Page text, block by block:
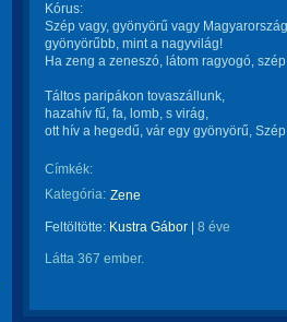
Kórus:
Szép vagy, gyönyörű vagy
gyönyörűbb, mint a nagyvilág!
Ha zeng a zeneszó, látom ragyogó,
Táltos paripákon tovaszállunk,
hazahív fű, fa, lomb, s virág,
ott hív a hegedű, vár egy gyönyörű,
Címkék:
Kategória: Zene
Feltöltötte: Kustra Gábor 8 éve
Látta 367 ember.